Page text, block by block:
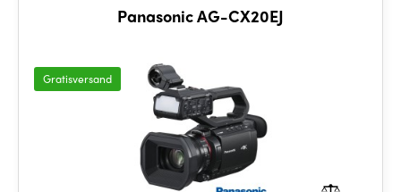
Panasonic AG-CX20EJ
Gratisversand